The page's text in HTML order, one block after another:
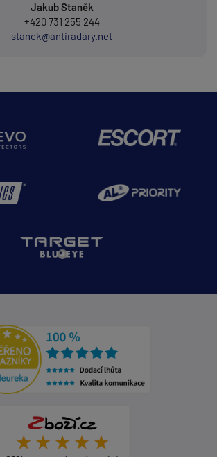
Jakub Staněk
+420 731 255 244
stanek@antiradary.net